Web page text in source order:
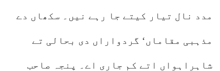
مدد نال تیار کیتے جا رہے نیں۔ سکھاں دے
مذہبی مقاماں‘ گردواراں دی بحالی تے
شاہراہواں اتے کم جاری اے۔ پنجہ صاحب